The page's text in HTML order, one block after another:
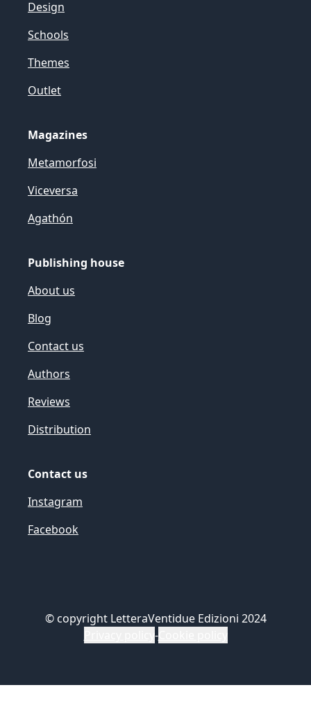
Design
Schools
Themes
Outlet
Magazines
Metamorfosi
Viceversa
Agathón
Publishing house
About us
Blog
Contact us
Authors
Reviews
Distribution
Contact us
Instagram
Facebook
© copyright LetteraVentidue Edizioni 2024
-Cookie policy